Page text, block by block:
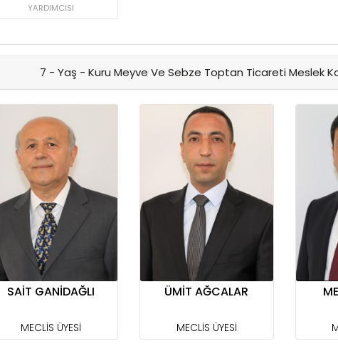
YARDIMCISI
7 - Yaş - Kuru Meyve Ve Sebze Toptan Ticareti Meslek
SAİT GANİDAĞLI
MECLİS ÜYESİ
ÜMİT AĞCALAR
MECLİS ÜYESİ